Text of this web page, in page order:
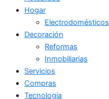
Hogar
Electrodomésticos
Decoración
Reformas
Inmobiliarias
Servicios
Compras
Tecnología